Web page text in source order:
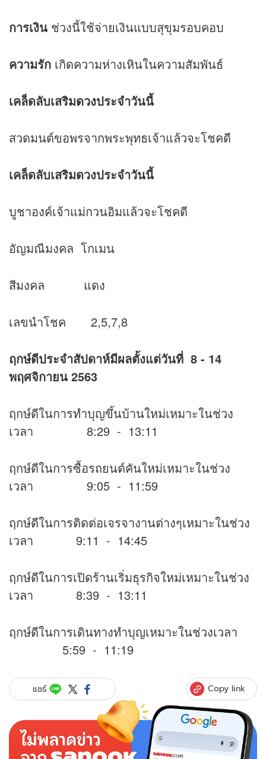
การเงิน ช่วงนี้ใช้จ่ายเงินแบบสุขุมรอบคอบ
ความรัก เกิดความห่างเหินในความสัมพันธ์
เคล็ดลับเสริมดวงประจำวันนี้
สวดมนต์ขอพรจากพระพุทธเจ้าแล้วจะโชคดี
เคล็ดลับเสริมดวงประจำวันนี้
บูชาองค์เจ้าแม่กวนอิมแล้วจะโชคดี
อัญมณีมงคล โกเมน
สีมงคล แดง
เลขนำโชค 2,5,7,8
ฤกษ์ดีประจำสัปดาห์มีผลตั้งแต่วันที่ 8 - 14
พฤศจิกายน 2563
ฤกษ์ดีในการทำบุญขึ้นบ้านใหม่เหมาะในช่วง
เวลา 8:29 - 13:11
ฤกษ์ดีในการซื้อรถยนต์คันใหม่เหมาะในช่วง
เวลา 9:05 - 11:59
ฤกษ์ดีในการติดต่อเจรจางานต่างๆเหมาะในช่วง
เวลา 9:11 - 14:45
ฤกษ์ดีในการเปิดร้านเริ่มธุรกิจใหม่เหมาะในช่วง
เวลา 8:39 - 13:11
ฤกษ์ดีในการเดินทางทำบุญเหมาะในช่วงเวลา
5:59 - 11:19
แชร์ Copy link